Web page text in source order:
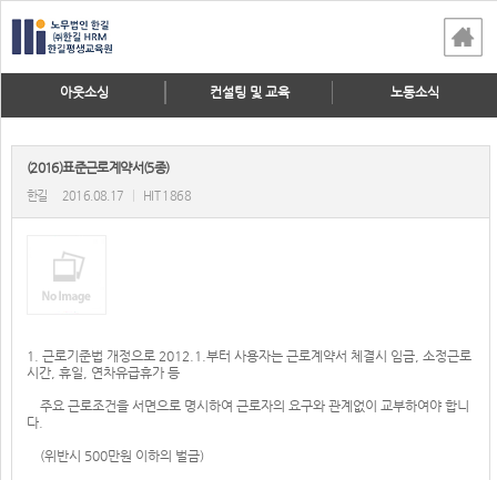
아웃소싱 컨설팅 및 교육 노동소식
(2016)표준근로계약서(5종)
한길 2016.08.17 HIT 1868
1. 근로기준법 개정으로 2012.1.부터 사용자는 근로계약서 체결시 임금, 소정근로
시간, 휴일, 연차유급휴가 등
주요 근로조건을 서면으로 명시하여 근로자의 요구와 관계없이 교부하여야 합니
다.
(위반시 500만원 이하의 벌금)